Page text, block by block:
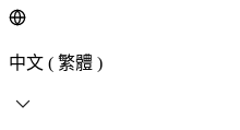
中文 ( 繁體 )